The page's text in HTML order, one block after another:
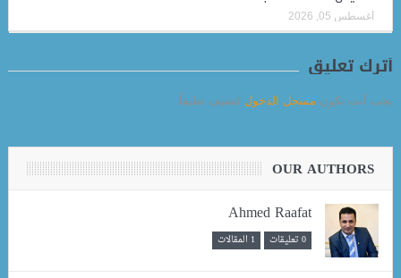
أغسطس 05, 2026
أترك تعليق
يجب أنت تكون مسجل الدخول لتضيف تعليقاً.
OUR AUTHORS
Ahmed Raafat
0 تعليقات 1 المقالات